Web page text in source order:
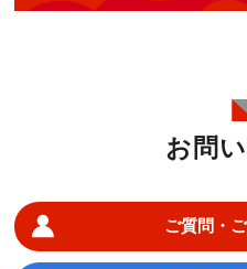
お問
ご質問・